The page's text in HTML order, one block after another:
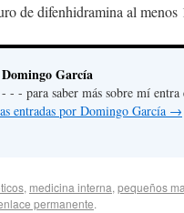
de difenhidramina al
García
- para saber más sobre mí entra
entradas por Domingo García →
, medicina interna,pequeños
permanente.